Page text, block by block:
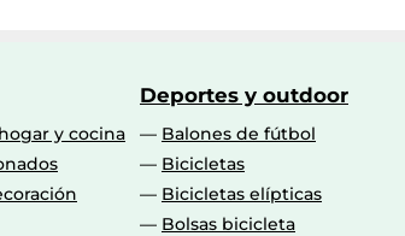
y cocina
Deportes y outdoor
Balones de fútbol
Bicicletas
Bicicletas elípticas
Bolsas bicicleta